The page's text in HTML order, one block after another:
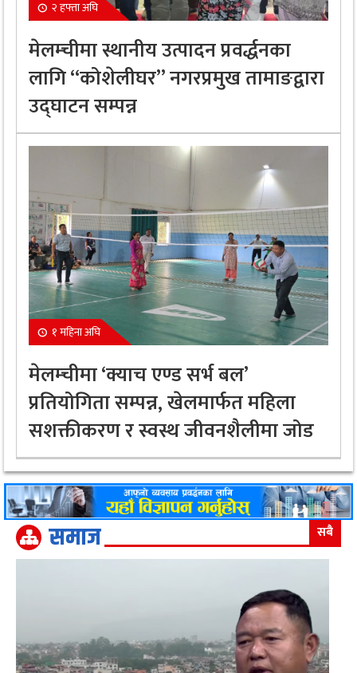
२ हफ्ता अघि
मेलम्चीमा स्थानीय उत्पादन प्रवर्द्धनका
लागि “कोशेलीघर” नगरप्रमुख तामाङद्वारा
उद्घाटन सम्पन्न
१ महिना अघि
मेलम्चीमा ‘क्याच एण्ड सर्भ बल’
प्रतियोगिता सम्पन्न, खेलमार्फत महिला
सशक्तीकरण र स्वस्थ जीवनशैलीमा जोड
समाज सबै